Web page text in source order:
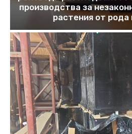
производства за
растения от рода